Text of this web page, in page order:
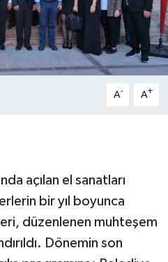
A- A+
açılan el sanatları
bir yıl boyunca
düzenlenen muhteşem
Dönemin son